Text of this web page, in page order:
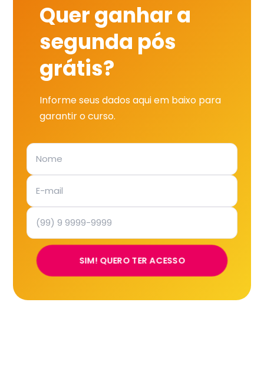
Quer ganhar a
segunda pós
grátis?
Informe seus dados aqui em baixo para
garantir o curso.
SIM! QUERO TER ACESSO